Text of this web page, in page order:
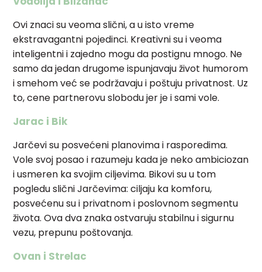
Ovi znaci su veoma slični, a u isto vreme
ekstravagantni pojedinci. Kreativni su i veoma
inteligentni i zajedno mogu da postignu mnogo. Ne
samo da jedan drugome ispunjavaju život humorom
i smehom već se podržavaju i poštuju privatnost. Uz
to, cene partnerovu slobodu jer je i sami vole.
Jarac i Bik
Jarčevi su posvećeni planovima i rasporedima.
Vole svoj posao i razumeju kada je neko ambiciozan
i usmeren ka svojim ciljevima. Bikovi su u tom
pogledu slični Jarčevima: ciljaju ka komforu,
posvećenu su i privatnom i poslovnom segmentu
života. Ova dva znaka ostvaruju stabilnu i sigurnu
vezu, prepunu poštovanja.
Ovan i Strelac